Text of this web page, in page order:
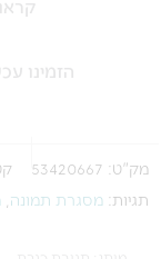
הזמינו
מק"ט: 53420667
תגיות: מסגרת תמונה